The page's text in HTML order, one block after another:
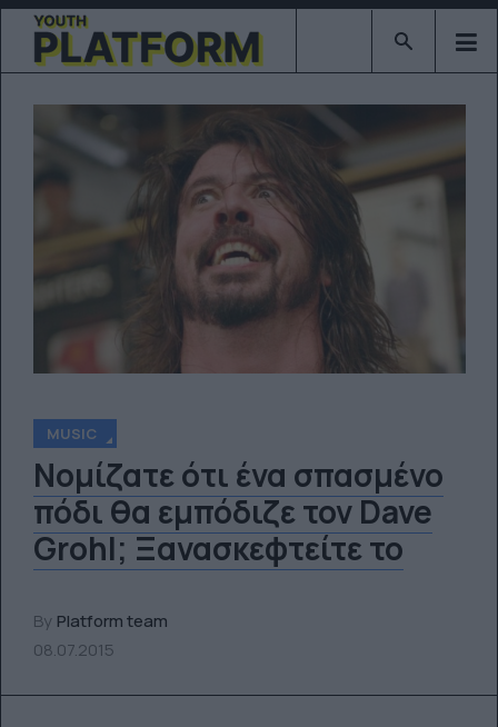
Type 2 or
MUSIC
Νομίζατε ότι ένα σπασμένο
πόδι θα εμπόδιζε τον Dave
Grohl; Ξανασκεφτείτε το
By Platform team
08.07.2015